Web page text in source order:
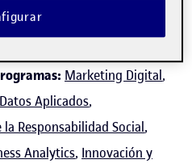
estadística y
Marketing Digital,
Aplicados,
Responsabilidad Social,
Analytics, Innovación y